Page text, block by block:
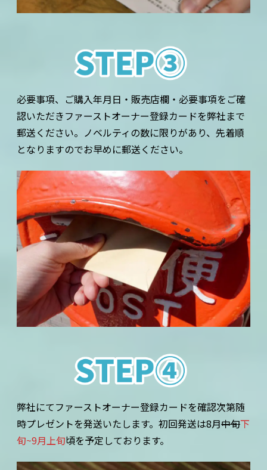
必要事項、ご購入年月日・販売店欄・必要事項をご確
認いただきファーストオーナー登録カードを弊社まで
郵送ください。ノベルティの数に限りがあり、先着順
となりますのでお早めに郵送ください。
弊社にてファーストオーナー登録カードを確認次第随
時プレゼントを発送いたします。初回発送は8月中旬下
旬~9月上旬頃を予定しております。